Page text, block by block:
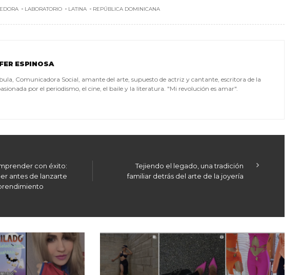
LABORATORIO LATINA REPÚBLICA DOMINICANA
ESPINOSA
Comunicadora Social, amante del arte, supuesto de actriz y cantante, escritora de la
por el periodismo, el cine, el baile y la literatura. "Mi revolución es amar".
con éxito:
antes de lanzarte
Tejiendo el legado, una tradición
familiar detrás del arte de la joyería